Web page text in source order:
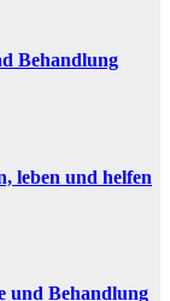
Behandlung
leben und helfen
und Behandlung